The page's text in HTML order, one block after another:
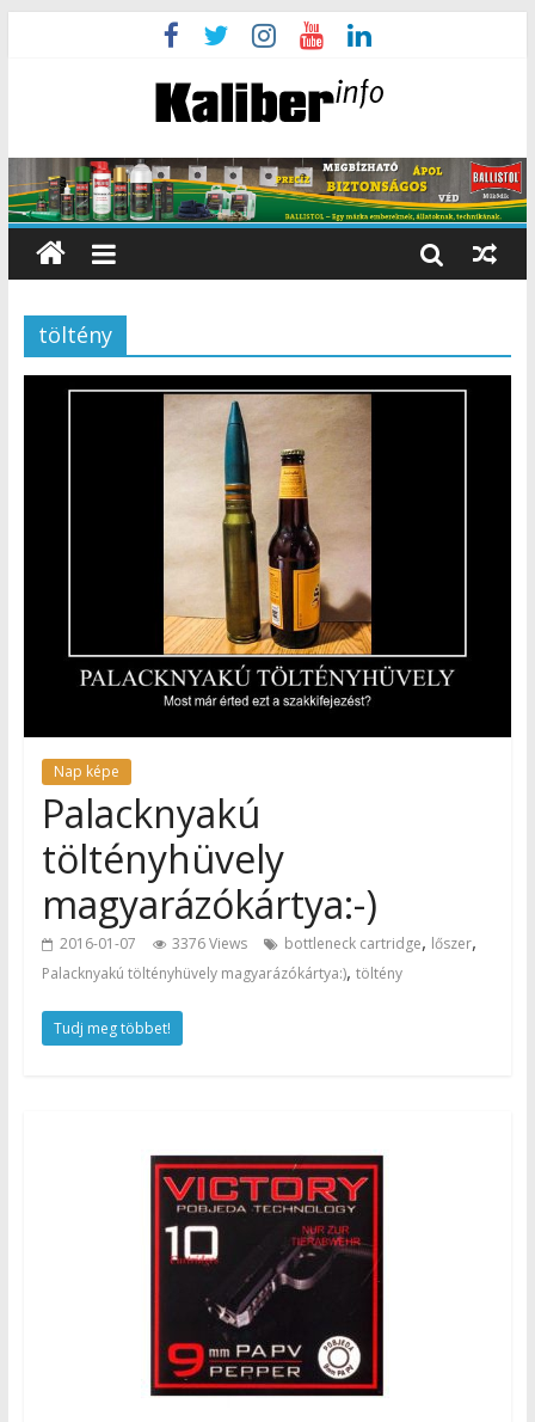
töltény
Nap képe
Palacknyakú
töltényhüvely
magyarázókártya:-)
2016-01-07 3376 Views bottleneck cartridge, lőszer,
Palacknyakú töltényhüvely magyarázókártya:), töltény
Tudj meg többet!